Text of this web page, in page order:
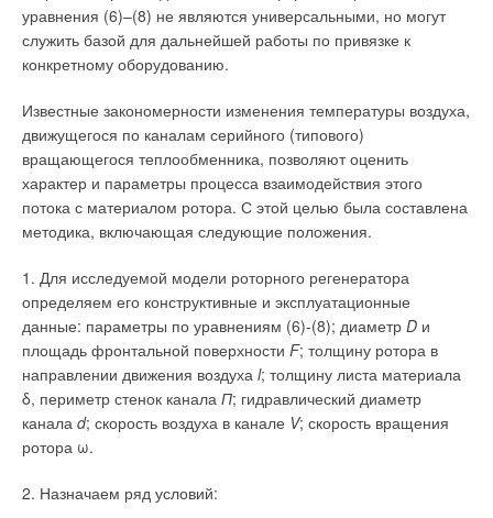
уравнения (6)–(8) не являются универсальными, но могут
служить базой для дальнейшей работы по привязке к
конкретному оборудованию.
Известные закономерности изменения температуры воздуха,
движущегося по каналам серийного (типового)
вращающегося теплообменника, позволяют оценить
характер и параметры процесса взаимодействия этого
потока с материалом ротора. С этой целью была составлена
методика, включающая следующие положения.
1. Для исследуемой модели роторного регенератора
определяем его конструктивные и эксплуатационные
данные: параметры по уравнениям (6)-(8); диаметр D и
площадь фронтальной поверхности F; толщину ротора в
направлении движения воздуха l; толщину листа материала
δ, периметр стенок канала П; гидравлический диаметр
канала d; скорость воздуха в канале V; скорость вращения
ротора ω.
2. Назначаем ряд условий:
другие не справятся
→ «ВЕЗА»: 27 лет работы на благо отрасли
ЖУРНАЛ СОК ИЮНЬ 2022
ЖУРНАЛ СОК АПРЕЛЬ 2022
→ Долгая история и серьёзные проекты «ВЕЗА»
ЖУРНАЛ СОК ФЕВРАЛЬ 2022
Комментарии
06-08-2024
Иогрь
Добрый день, Подскажите, есть возможность изготовления двигателя
YS-1100W-4P и YS-750W-6P или аналог им.